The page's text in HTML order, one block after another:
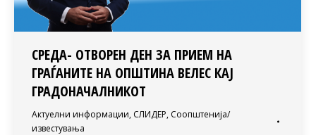
СРЕДА- ОТВОРЕН ДЕН ЗА ПРИЕМ НА
ГРАЃАНИТЕ НА ОПШТИНА ВЕЛЕС КАЈ
ГРАДОНАЧАЛНИКОТ
Актуелни информации, СЛИДЕР, Соопштенија/
известувања